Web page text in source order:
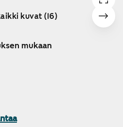
kuvat (16)
mukaan